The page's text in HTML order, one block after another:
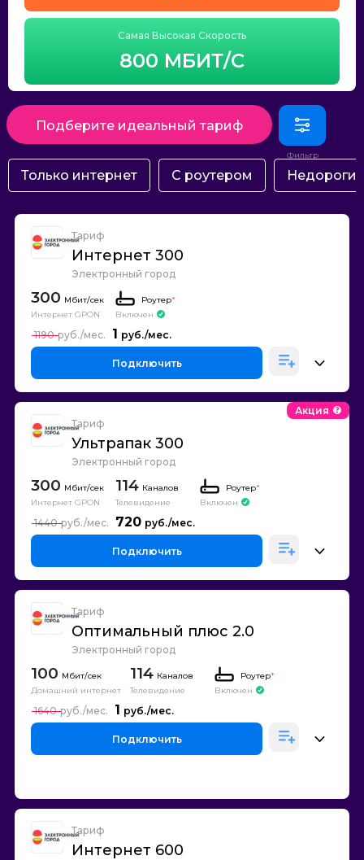
Самая Высокая Скорость
800 МБИТ/С
Подберите идеальный тариф
Только интернет С роутером Недорогие
Тариф
Интернет 300
Электронный город
300
Интернет GPON
Роутер*
Включен
1
1190
Подключить
Тариф
Ультрапак 300
Электронный город
Акция
300
Интернет GPON
114 Каналов
Телевидение
Роутер*
Включен
720
1440
Подключить
Тариф
Оптимальный плюс 2.0
Электронный город
100
Домашний интернет
114 Каналов
Телевидение
Роутер*
Включен
1
1640
Подключить
Тариф
Интернет 600